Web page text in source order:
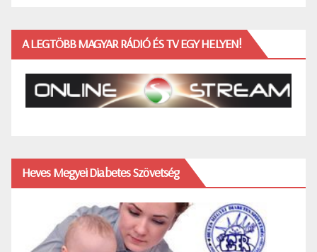
A LEGTÖBB MAGYAR RÁDIÓ ÉS TV EGY HELYEN!
Heves Megyei Diabetes Szövetség